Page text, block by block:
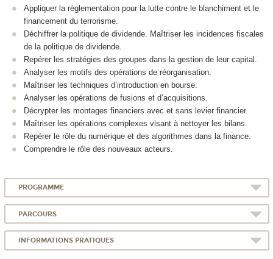
Appliquer la règlementation pour la lutte contre le blanchiment et le
financement du terrorisme.
Déchiffrer la politique de dividende. Maîtriser les incidences fiscales
de la politique de dividende.
Repérer les stratégies des groupes dans la gestion de leur capital.
Analyser les motifs des opérations de réorganisation.
Maîtriser les techniques d’introduction en bourse.
Analyser les opérations de fusions et d’acquisitions.
Décrypter les montages financiers avec et sans levier financier.
Maîtriser les opérations complexes visant à nettoyer les bilans.
Repérer le rôle du numérique et des algorithmes dans la finance.
Comprendre le rôle des nouveaux acteurs.
PROGRAMME
PARCOURS
INFORMATIONS PRATIQUES